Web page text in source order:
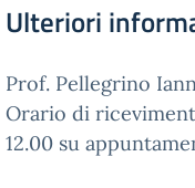
Ulteriori
Prof. Pellegrino
Orario di
12.00 su